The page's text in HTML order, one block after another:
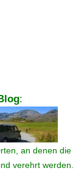
:
an denen die
verehrt werden.